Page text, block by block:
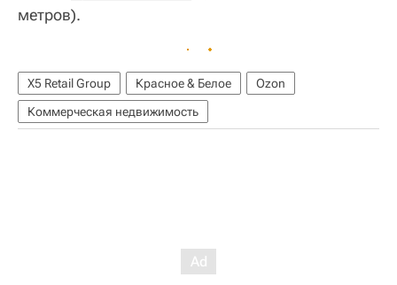
метров).
X5 Retail Group Красное & Белое
Ozon
Коммерческая недвижимость